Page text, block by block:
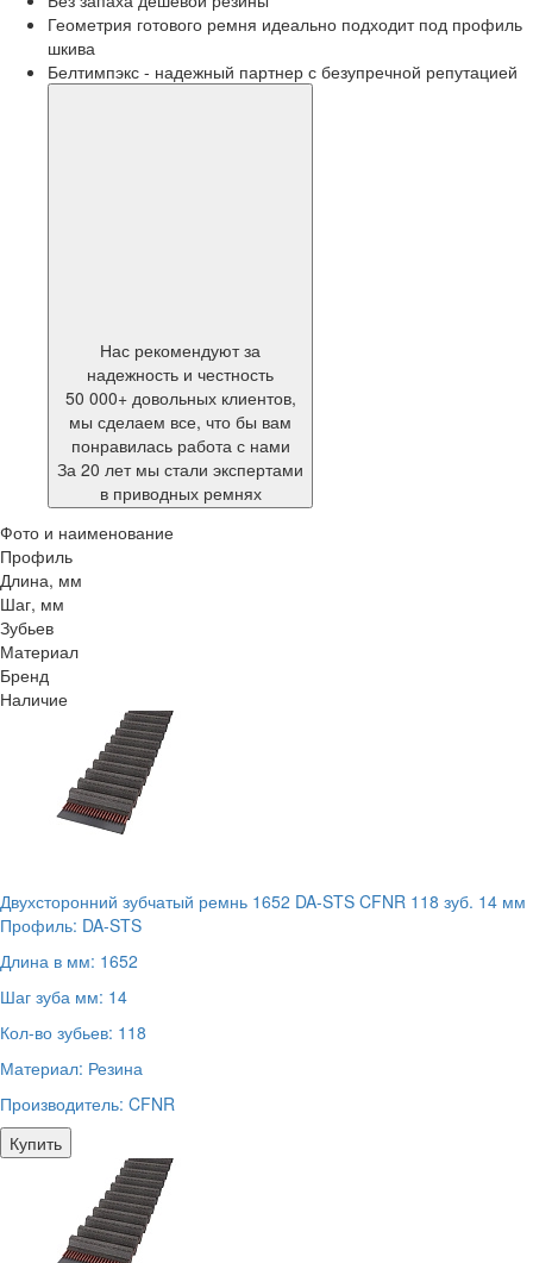
Геометрия готового ремня идеально подходит под профиль
шкива
Белтимпэкс - надежный партнер с безупречной репутацией
Нас рекомендуют за
надежность и честность
50 000+ довольных клиентов,
мы сделаем все, что бы вам
понравилась работа с нами
За 20 лет мы стали экспертами
в приводных ремнях
Фото и наименование
Профиль
Длина, мм
Шаг, мм
Зубьев
Материал
Бренд
Наличие
Двухсторонний зубчатый ремнь 1652 DA-STS CFNR 118 зуб. 14 мм
Профиль: DA-STS
Длина в мм: 1652
Шаг зуба мм: 14
Кол-во зубьев: 118
Материал: Резина
Производитель: CFNR
Купить